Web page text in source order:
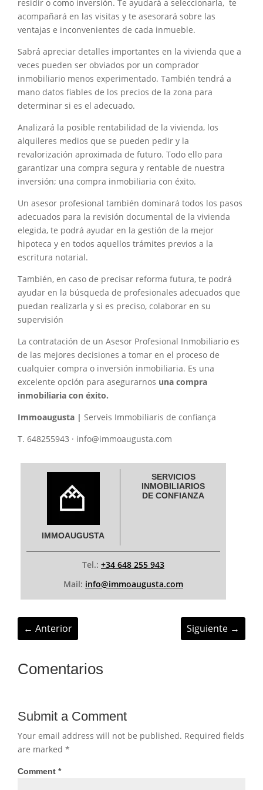
residir o como inversión. Te ayudará a seleccionarla, te
acompañará en las visitas y te asesorará sobre las
ventajas e inconvenientes de cada inmueble.
Sabrá apreciar detalles importantes en la vivienda que a
veces pueden ser obviados por un comprador
inmobiliario menos experimentado. También tendrá a
mano datos fiables de los precios de la zona para
determinar si es el adecuado.
Analizará la posible rentabilidad de la vivienda, los
alquileres medios que se pueden pedir y la
revalorización aproximada de futuro. Todo ello para
garantizar una compra segura y rentable de nuestra
inversión; una compra inmobiliaria con éxito.
Un asesor profesional también dominará todos los pasos
adecuados para la revisión documental de la vivienda
elegida, te podrá ayudar en la gestión de la mejor
hipoteca y en todos aquellos trámites previos a la
escritura notarial.
También, en caso de precisar reforma futura, te podrá
ayudar en la búsqueda de profesionales adecuados que
puedan realizarla y si es preciso, colaborar en su
supervisión
La contratación de un Asesor Profesional Inmobiliario es
de las mejores decisiones a tomar en el proceso de
cualquier compra o inversión inmobiliaria. Es una
excelente opción para asegurarnos una compra
inmobiliaria con éxito.
Immoaugusta | Serveis Immobiliaris de confiança
T. 648255943 · info@immoaugusta.com
IMMOAUGUSTA
SERVICIOS
INMOBILIARIOS
DE CONFIANZA
Tel.: +34 648 255 943
Mail: info@immoaugusta.com
← Anterior Siguiente →
Comentarios
Submit a Comment
Your email address will not be published. Required fields
are marked *
Comment *